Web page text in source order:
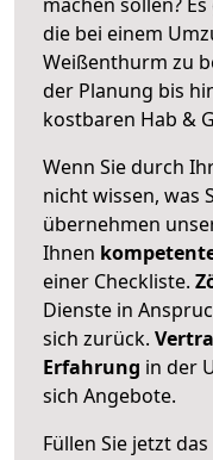
die bei einem
Weißenthurm zu
der Planung bis
kostbaren Hab &
Wenn Sie durch
nicht wissen, was
übernehmen
Ihnen
einer Checkliste.
Dienste in
sich zurück.
Erfahrung in der
sich Angebote.
Füllen Sie jetzt